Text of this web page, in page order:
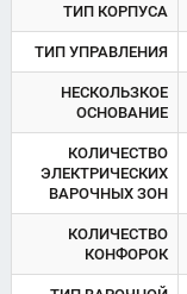
ТИП КОРПУСА
ТИП УПРАВЛЕНИЯ
НЕСКОЛЬЗКОЕ
ОСНОВАНИЕ
КОЛИЧЕСТВО
ЭЛЕКТРИЧЕСКИХ
ВАРОЧНЫХ ЗОН
КОЛИЧЕСТВО
КОНФОРОК